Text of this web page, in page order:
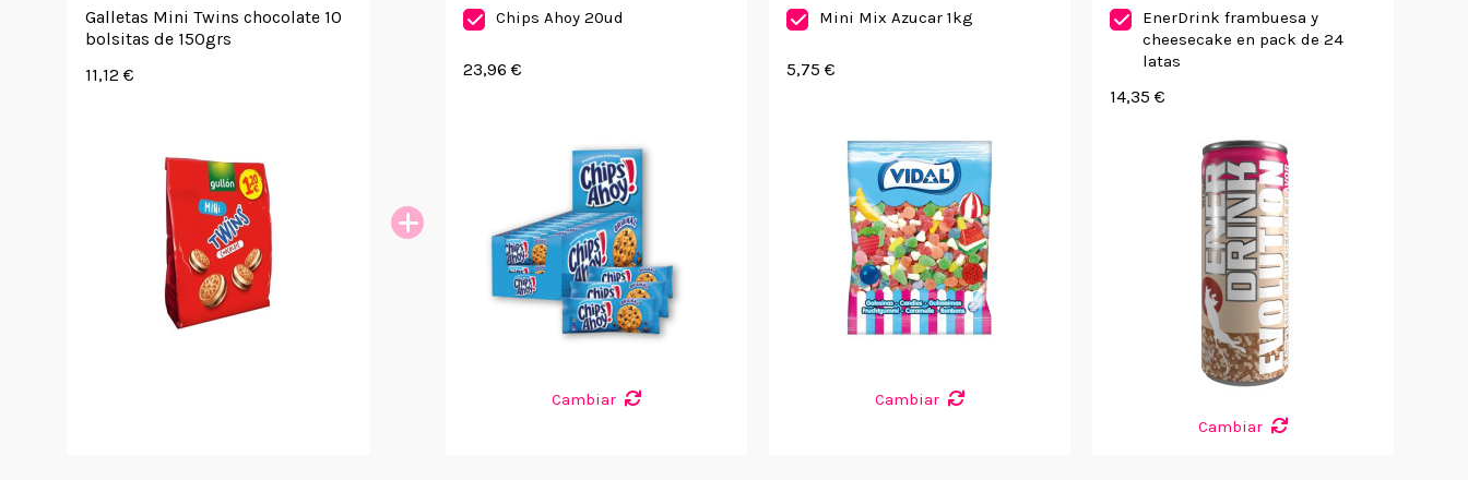
Galletas Mini Twins chocolate 10
bolsitas de 150grs
11,12 €
Chips Ahoy 20ud
23,96 €
Cambiar
Mini Mix Azucar 1kg
5,75 €
Cambiar
EnerDrink frambuesa y
cheesecake en pack de 24
latas
14,35 €
Cambiar